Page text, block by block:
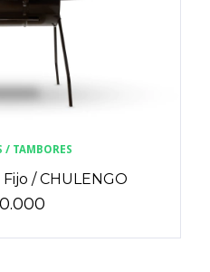
/ TAMBORES
/ CHULENGO